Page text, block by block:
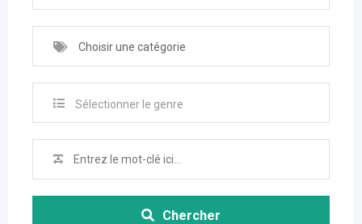
Choisir une catégorie
Sélectionner le genre
Chercher